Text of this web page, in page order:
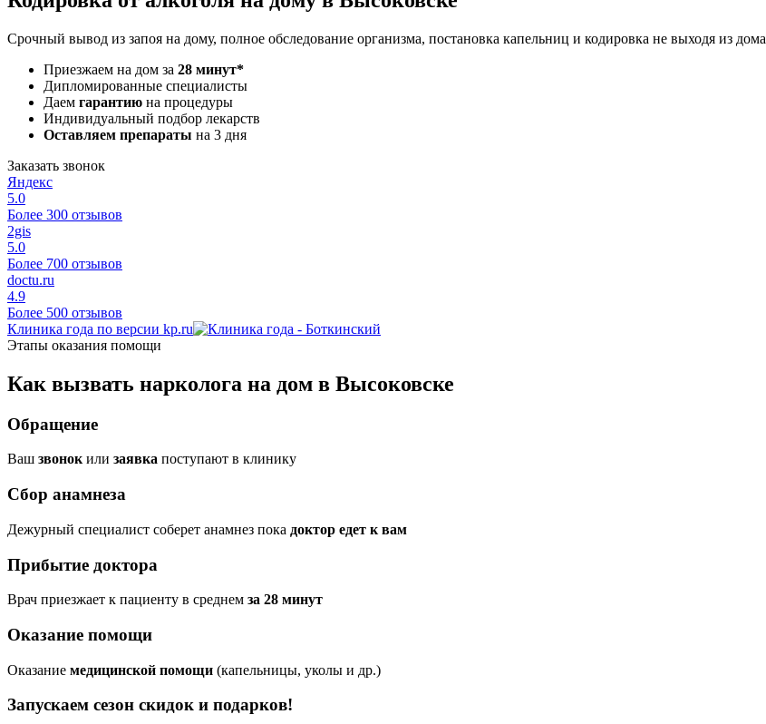
Срочный вывод из запоя на дому, полное обследование организма, постановка капельниц и кодировка не выходя из дома
Приезжаем на дом за 28 минут*
Дипломированные специалисты
Даем гарантию на процедуры
Индивидуальный подбор лекарств
Оставляем препараты на 3 дня
Заказать звонок
Яндекс
5.0
Более 300 отзывов
2gis
5.0
Более 700 отзывов
doctu.ru
4.9
Более 500 отзывов
Клиника года по версии kp.ru
Этапы оказания помощи
Как вызвать нарколога на дом в Высоковске
Обращение
Ваш звонокили заявка поступают в клинику
Сбор анамнеза
Дежурный специалист соберет анамнез пока доктор едет к вам
Прибытие доктора
Врач приезжает к пациенту в среднем за 28 минут
Оказание помощи
Оказание медицинской помощи (капельницы, уколы и др.)
Запускаем сезон скидок и подарков!